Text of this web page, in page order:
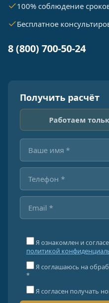
100% соблюдение
Бесплатное
8 (800) 700-50-24
Получить расчёт
Работаем
Я ознакомлен и
политикой
Я соглашаюсь на
*
Я согласен получать